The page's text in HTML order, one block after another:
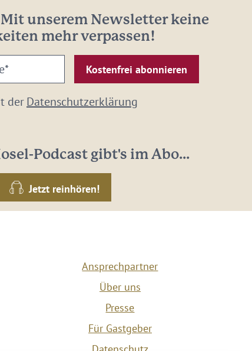
unserem Newsletter keine
mehr verpassen!
derDatenschutzerklärung
Podcast gibt's im Abo...
Jetzt reinhören!
Ansprechpartner
Über uns
Presse
Für Gastgeber